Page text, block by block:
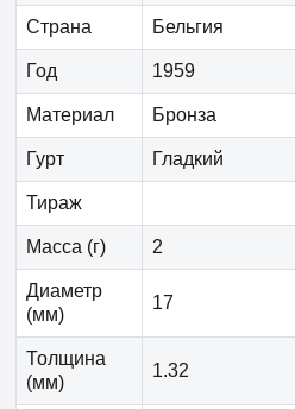
Страна Бельгия
Год 1959
Материал Бронза
Гурт Гладкий
Тираж
Масса (г) 2
Диаметр
(мм)
17
Толщина
(мм)
1.32